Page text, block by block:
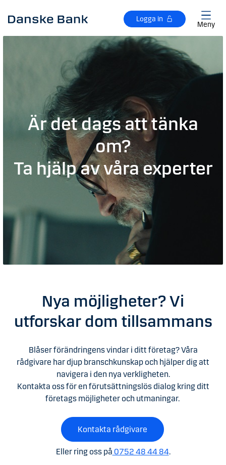
Logga in
Meny
Är det dags att tänka
om?
Ta hjälp av våra experter
Nya möjligheter? Vi
utforskar dom tillsammans
Blåser förändringens vindar i ditt företag? Våra
rådgivare har djup branschkunskap och hjälper dig att
navigera i den nya verkligheten.
Kontakta oss för en förutsättningslös dialog kring ditt
företags möjligheter och utmaningar.
Kontakta rådgivare
Eller ring oss på 0752 48 44 84.